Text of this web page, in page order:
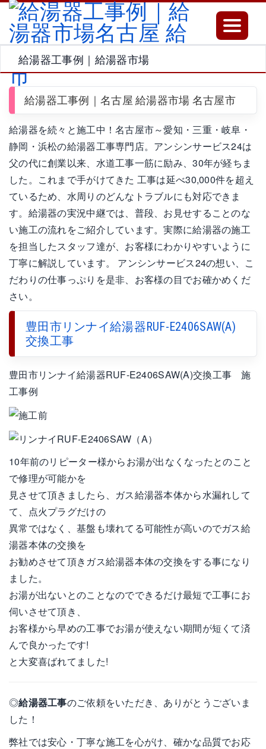
Toggle
給湯器工事例｜給湯器市場
給湯器工事例｜名古屋 給湯器市場 名古屋市
給湯器を続々と施工中！名古屋市～愛知・三重・岐阜・
静岡・浜松の給湯器工事専門店。アンシンサービス24は
父の代に創業以来、水道工事一筋に励み、30年が経ちま
した。これまで手がけてきた 工事は延べ30,000件を超え
ているため、水周りのどんなトラブルにも対応できま
す。給湯器の実況中継では、普段、お見せすることのな
い施工の流れをご紹介しています。実際に給湯器の施工
を担当したスタッフ達が、お客様にわかりやすいように
丁寧に解説しています。 アンシンサービス24の想い、こ
だわりの仕事っぷりを是非、お客様の目でお確かめくだ
さい。
豊田市リンナイ給湯器RUF-E2406SAW(A)
交換工事
豊田市リンナイ給湯器RUF-E2406SAW(A)交換工事 施
工事例
10年前のリピーター様からお湯が出なくなったとのこと
で修理が可能かを
見させて頂きましたら、ガス給湯器本体から水漏れして
て、点火プラグだけの
異常ではなく、基盤も壊れてる可能性が高いのでガス給
湯器本体の交換を
お勧めさせて頂きガス給湯器本体の交換をする事になり
ました。
お湯が出ないとのことなのでできるだけ最短で工事にお
伺いさせて頂き、
お客様から早めの工事でお湯が使えない期間が短くて済
んで良かったです!
と大変喜ばれてました!
◎給湯器工事のご依頼をいただき、ありがとうございま
した！
弊社では安心・丁寧な施工を心がけ、確かな品質でお応